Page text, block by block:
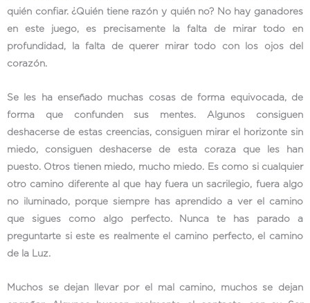
quién confiar. ¿Quién tiene razón y quién no? No hay ganadores
en este juego, es precisamente la falta de mirar todo en
profundidad, la falta de querer mirar todo con los ojos del
corazón.
Se les ha enseñado muchas cosas de forma equivocada, de
forma que confunden sus mentes. Algunos consiguen
deshacerse de estas creencias, consiguen mirar el horizonte sin
miedo, consiguen deshacerse de esta coraza que les han
puesto. Otros tienen miedo, mucho miedo. Es como si cualquier
otro camino diferente al que hay fuera un sacrilegio, fuera algo
no iluminado, porque siempre has aprendido a ver el camino
que sigues como algo perfecto. Nunca te has parado a
preguntarte si este es realmente el camino perfecto, el camino
de la Luz.
Muchos se dejan llevar por el mal camino, muchos se dejan